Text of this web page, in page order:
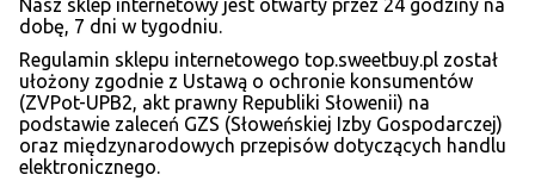
Nasz sklep internetowy jest otwarty przez 24 godziny na
dobę, 7 dni w tygodniu.
Regulamin sklepu internetowego top.sweetbuy.pl został
ułożony zgodnie z Ustawą o ochronie konsumentów
(ZVPot-UPB2, akt prawny Republiki Słowenii) na
podstawie zaleceń GZS (Słoweńskiej Izby Gospodarczej)
oraz międzynarodowych przepisów dotyczących handlu
elektronicznego.